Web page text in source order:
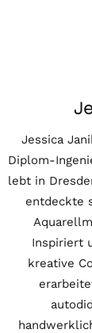
Jessica
Diplom-
lebt in
entdeckte
Inspiriert
kreative